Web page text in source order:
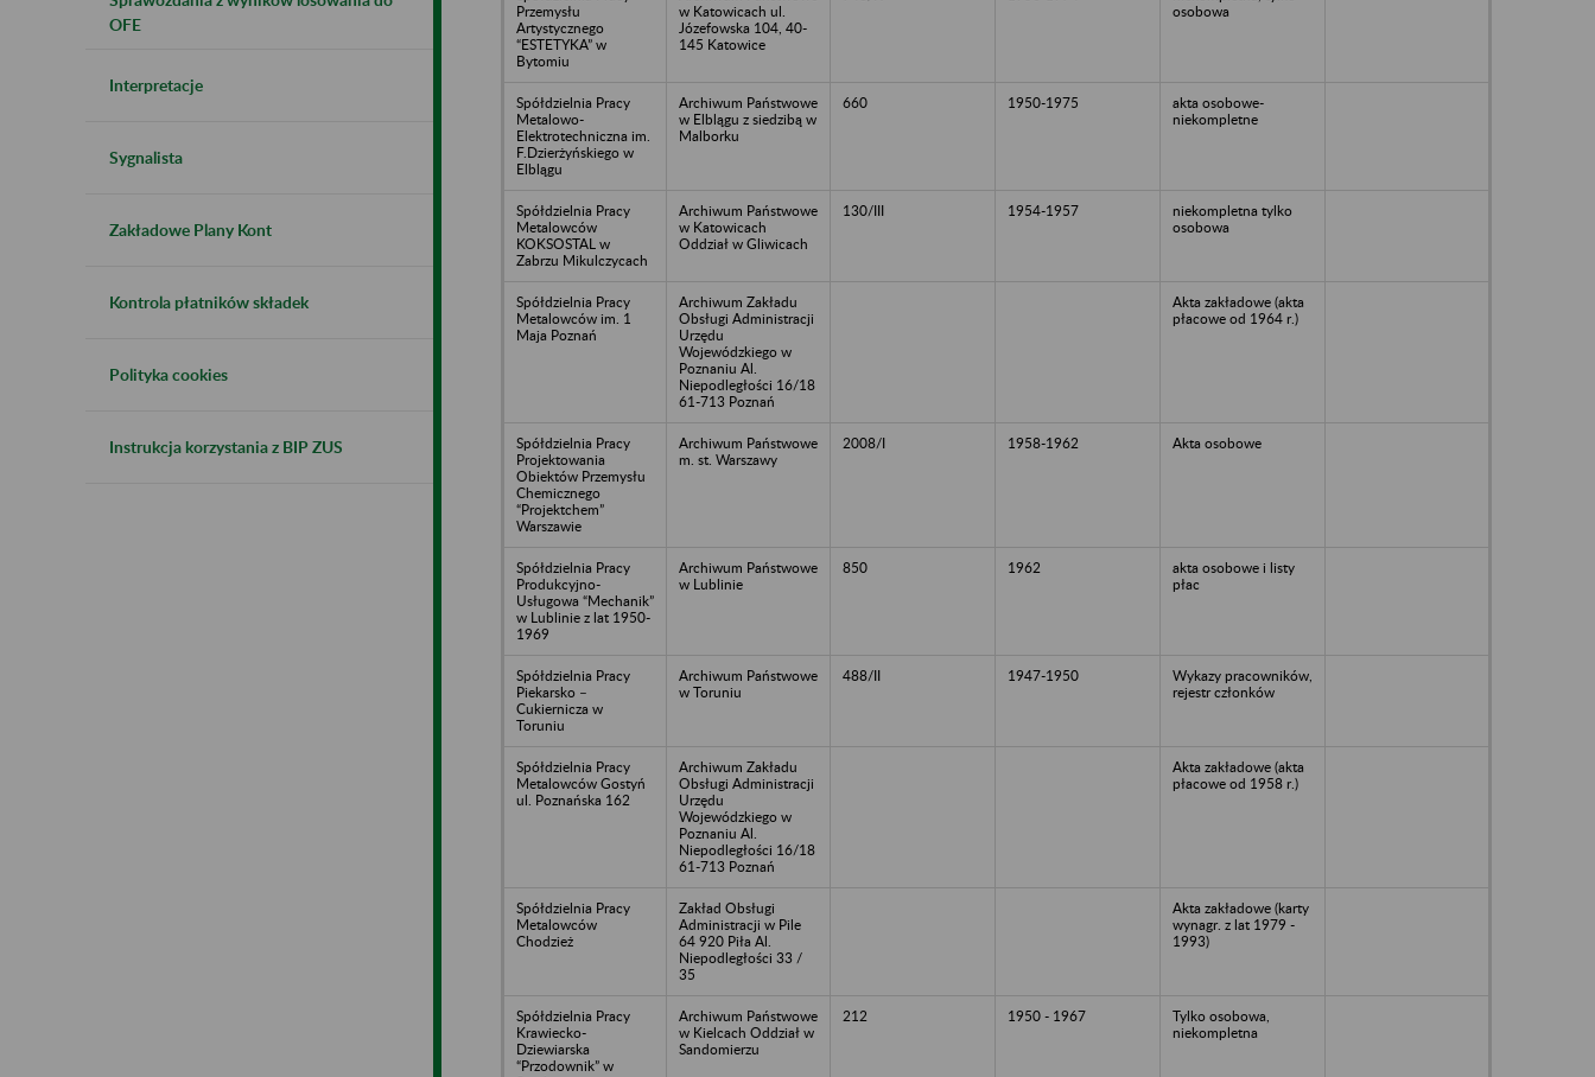
OFE
Interpretacje
Sygnalista
Zakładowe Plany Kont
Kontrola płatników składek
Polityka cookies
Instrukcja korzystania z BIP ZUS
Przemysłu
Artystycznego
“ESTETYKA” w
Bytomiu
w Katowicach ul.
Józefowska 104, 40-
145 Katowice
osobowa
Spółdzielnia Pracy
Metalowo-
Elektrotechniczna im.
F.Dzierżyńskiego w
Elblągu
Archiwum Państwowe
w Elblągu z siedzibą w
Malborku
660 1950-1975
akta osobowe-
niekompletne
Spółdzielnia Pracy
Metalowców
KOKSOSTAL w
Zabrzu Mikulczycach
Archiwum Państwowe
w Katowicach
Oddział w Gliwicach
130/III 1954-1957
niekompletna tylko
osobowa
Spółdzielnia Pracy
Metalowców im. 1
Maja Poznań
Archiwum Zakładu
Obsługi Administracji
Urzędu
Wojewódzkiego w
Poznaniu Al.
Niepodległości 16/18
61-713 Poznań
Akta zakładowe (akta
płacowe od 1964 r.)
Spółdzielnia Pracy
Projektowania
Obiektów Przemysłu
Chemicznego
“Projektchem”
Warszawie
Archiwum Państwowe
m. st. Warszawy
2008/I 1958-1962 Akta osobowe
Spółdzielnia Pracy
Produkcyjno-
Usługowa “Mechanik”
w Lublinie z lat 1950-
1969
Archiwum Państwowe
w Lublinie
850 1962
akta osobowe i listy
płac
Spółdzielnia Pracy
Piekarsko –
Cukiernicza w
Toruniu
Archiwum Państwowe
w Toruniu
488/II 1947-1950
Wykazy pracowników,
rejestr członków
Spółdzielnia Pracy
Metalowców Gostyń
ul. Poznańska 162
Archiwum Zakładu
Obsługi Administracji
Urzędu
Wojewódzkiego w
Poznaniu Al.
Niepodległości 16/18
61-713 Poznań
Akta zakładowe (akta
płacowe od 1958 r.)
Spółdzielnia Pracy
Metalowców
Chodzież
Zakład Obsługi
Administracji w Pile
64 920 Piła Al.
Niepodległości 33 /
35
Akta zakładowe (karty
wynagr. z lat 1979 -
1993)
Spółdzielnia Pracy
Krawiecko-
Dziewiarska
“Przodownik” w
Archiwum Państwowe
w Kielcach Oddział w
Sandomierzu
212 1950 - 1967
Tylko osobowa,
niekompletna